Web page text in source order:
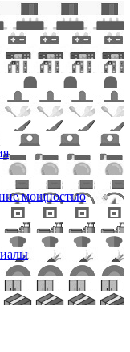
мощностью